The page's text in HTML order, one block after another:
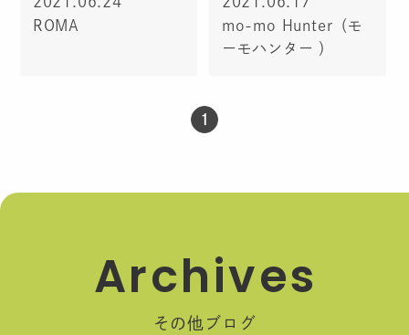
ROMA
mo-mo Hunter（モ
ーモハンター ）
1
Arch ives
その他ブログ